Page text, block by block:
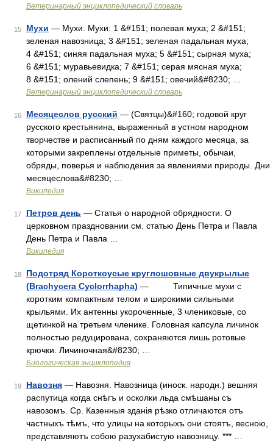
Ветеринарный энциклопедический словарь
15 Мухи — Мухи. Мухи: 1 &#151; полевая муха; 2 &#151;
зеленая навозница; 3 &#151; зеленая падальная муха;
4 &#151; синяя падальная муха; 5 &#151; сырная муха;
6 &#151; муравьевидка; 7 &#151; серая мясная муха;
8 &#151; олений слепень; 9 &#151; овечий&#8230; …
Ветеринарный энциклопедический словарь
16 Месяцеслов русский — (Святцы)&#160; годовой круг
русского крестьянина, выраженный в устном народном
творчестве и расписанный по дням каждого месяца, за
которыми закреплены отдельные приметы, обычаи,
обряды, поверья и наблюдения за явлениями природы. Дни
месяцеслова&#8230; …
Википедия
17 Петров день — Статья о народной обрядности. О
церковном праздновании см. статью День Петра и Павла
День Петра и Павла …
Википедия
18
Подотряд Короткоусые круглошовные двукрылые
(Brachycera Cyclorrhapha) — Типичные мухи с
коротким компактным телом и широкими сильными
крыльями. Их антенны укороченные, 3 члениковые, со
щетинкой на третьем членике. Головная капсула личинок
полностью редуцирована, сохраняются лишь ротовые
крючки. Личиночная&#8230; …
Биологическая энциклопедия
19 Навозня — Навозня. Навозница (иноск. народн.) вешняя
распутица когда снѣгъ и осколки льда смѣшаны съ
навозомъ. Ср. Казенныя зданія рѣзко отличаются отъ
частныхъ тѣмъ, что улицы на которыхъ они стоятъ, весною,
представляютъ собою разухабистую навозницу. *** …